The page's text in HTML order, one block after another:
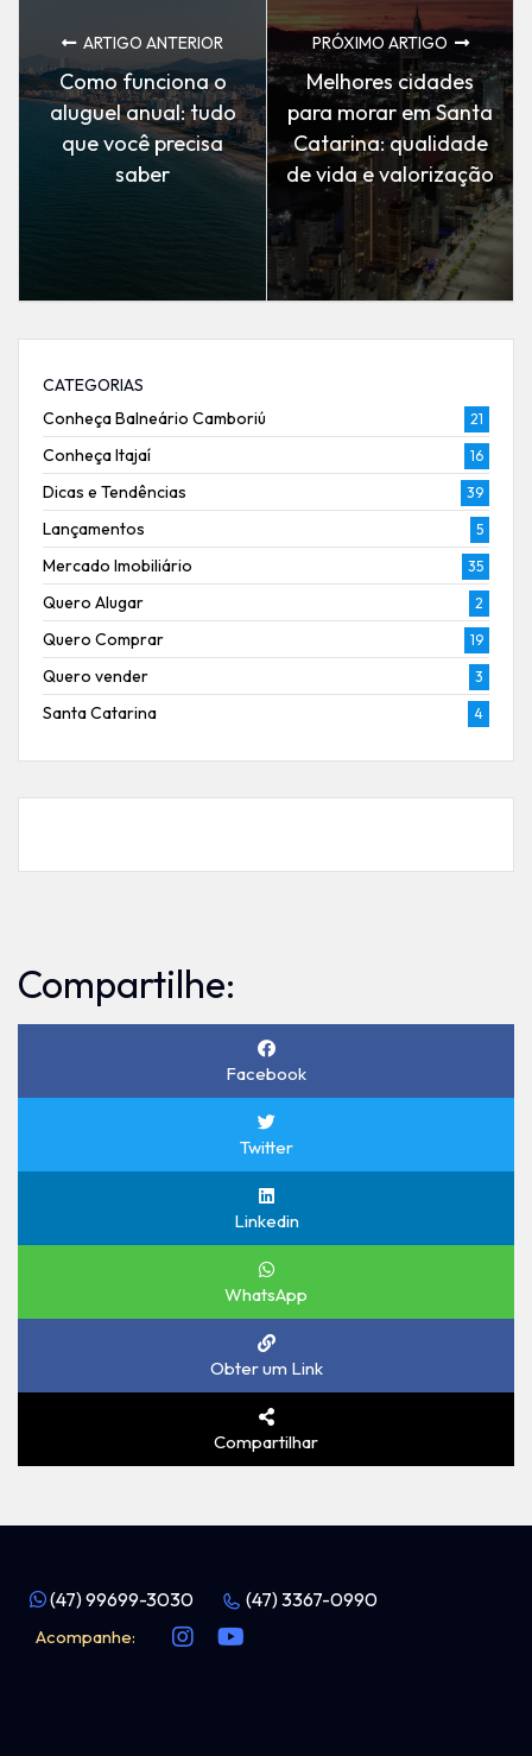
ARTIGO ANTERIOR
Como funciona o
aluguel anual: tudo
que você precisa
saber
PRÓXIMO ARTIGO
Melhores cidades
para morar em Santa
Catarina: qualidade
de vida e valorização
CATEGORIAS
Conheça Balneário Camboriú
21
Conheça Itajaí 16
Dicas e Tendências 39
Lançamentos 5
Mercado Imobiliário 35
Quero Alugar 2
Quero Comprar 19
Quero vender 3
Santa Catarina 4
Compartilhe:
Facebook
Twitter
Linkedin
WhatsApp
Obter um Link
Compartilhar
(47) 99699-3030 (47) 3367-0990
Acompanhe: